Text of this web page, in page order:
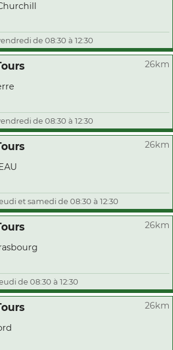
de 08:30 à 12:30
26km
de 08:30 à 12:30
26km
et samedi de 08:30 à 12:30
26km
de 08:30 à 12:30
26km